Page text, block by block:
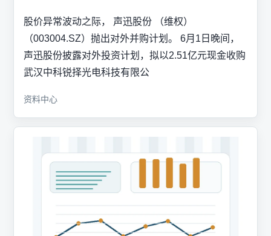
股价异常波动之际， 声迅股份 （维权）
（003004.SZ）抛出对外并购计划。 6月1日晚间，
声迅股份披露对外投资计划，拟以2.51亿元现金收购
武汉中科锐择光电科技有限公
资料中心